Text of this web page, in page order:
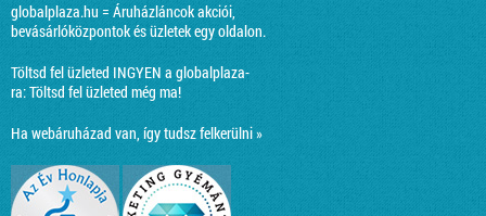
globalplaza.hu = Áruházláncok akciói,
bevásárlóközpontok és üzletek egy oldalon.
Töltsd fel üzleted INGYEN a globalplaza-
ra:Töltsd fel üzleted még ma!
Ha webáruházad van, így tudsz felkerülni »